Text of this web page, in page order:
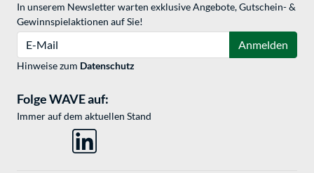
In unserem Newsletter warten exklusive Angebote, Gutschein- &
Gewinnspielaktionen auf Sie!
Anmelden
Hinweise zum Datenschutz
Folge WAVE auf:
Immer auf dem aktuellen Stand